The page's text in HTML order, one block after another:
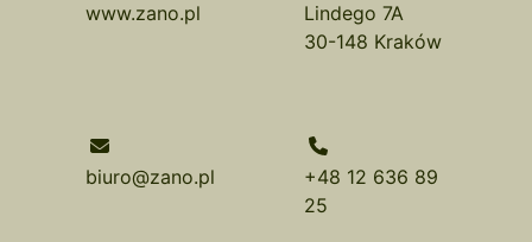
www.zano.pl
Lindego 7A
30-148 Kraków
biuro@zano.pl
+48 12 636 89
25